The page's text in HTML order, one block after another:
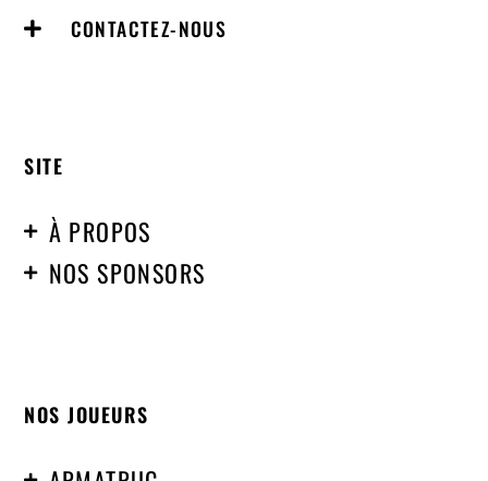
CONTACTEZ-NOUS
SITE
À PROPOS
NOS SPONSORS
NOS JOUEURS